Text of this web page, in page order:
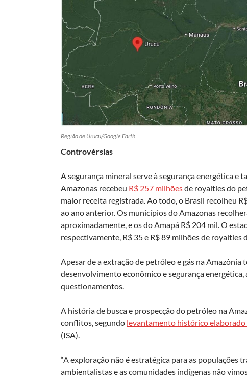
Região de Urucu/Google Earth
Controvérsias
A segurança mineral serve à segurança energética e
Amazonas recebeu R$ 257 milhõesde royalties do
maior receita registrada. Ao todo, o Brasil recolheu
ao ano anterior. Os municípios do Amazonas
aproximadamente, e os do Amapá R$ 204 mil. O
respectivamente, R$ 35 e R$ 89 milhões de royalties
Apesar de a extração de petróleo e gás na Amazônia
desenvolvimento econômico e segurança
questionamentos.
A história de busca e prospecção do petróleo na
conflitos, segundo levantamento histórico
(ISA).
“A exploração não é estratégica para as populações
ambientalistas e as comunidades indígenas não